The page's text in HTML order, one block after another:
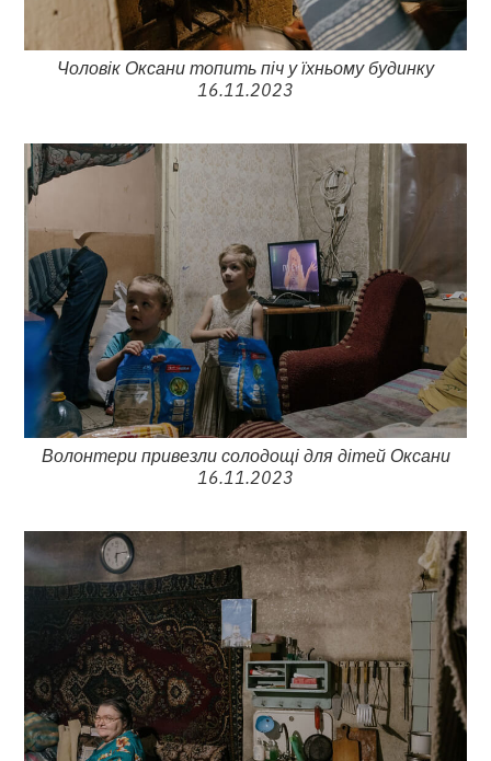
Чоловік Оксани топить піч у їхньому будинку
16.11.2023
Волонтери привезли солодощі для дітей Оксани
16.11.2023